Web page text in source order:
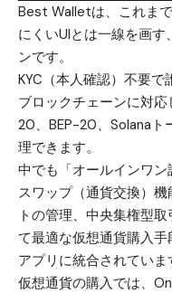
Best Walletは、これま
にくいUIとは一線を画
ンです。
KYC（本人確認）不要
ブロックチェーンに対
20、BEP-20、Solanaト
理できます。
中でも「オールインワン
スワップ（通貨交換）
トの管理、中央集権型
て最適な仮想通貨購入
アプリに統合されていま
仮想通貨の購入では、